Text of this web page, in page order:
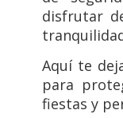
disfrutar
Aquí te
para
fiestas y